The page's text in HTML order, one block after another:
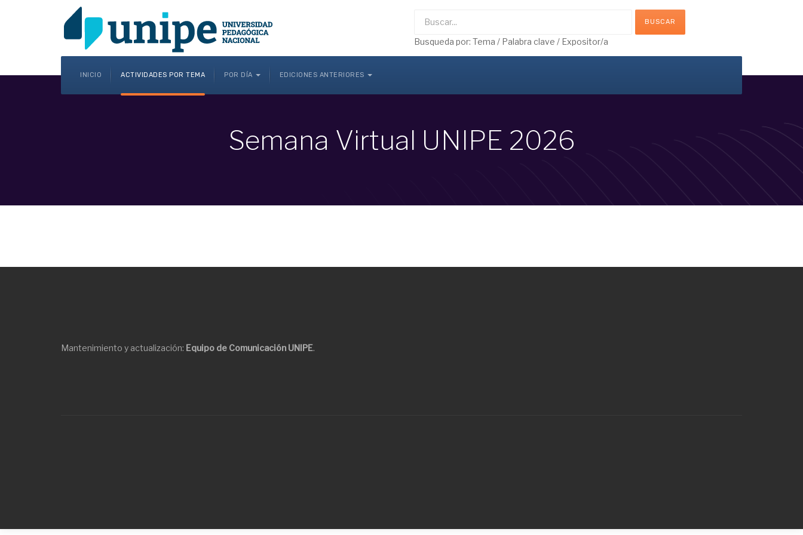
Busqueda por: Tema / Palabra clave / Expositor/a
INICIO ACTIVIDADES POR TEMA POR DÍA EDICIONES ANTERIORES
Semana Virtual UNIPE 2026
Mantenimiento y actualización: Equipo de Comunicación UNIPE.